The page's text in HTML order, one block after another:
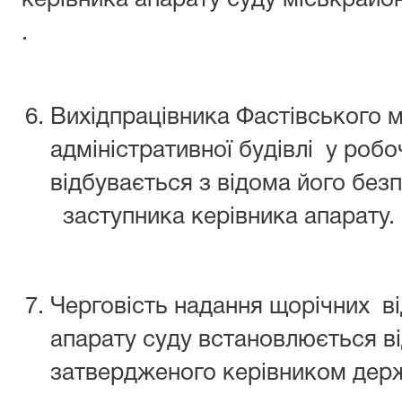
.
Вихідпрацівника
адміністративної будівлі у
відбувається з відома його
заступника керівника апарату.
Черговість надання щорічних
апарату суду встановлюється
затвердженого керівником